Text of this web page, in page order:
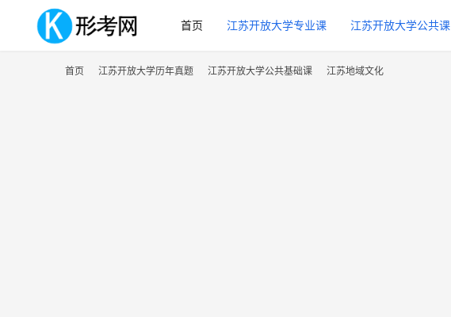
首页 江苏开放大学专业课 江苏开放大学公共课
首页 江苏开放大学历年真题 江苏开放大学公共基础课 江苏地域文化